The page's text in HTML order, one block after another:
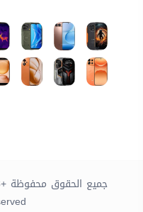
جميع الحقوق محفوظة +14783 هاتفاً © موبايلاوي 2026